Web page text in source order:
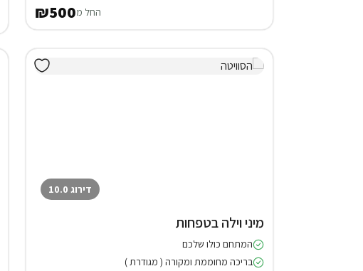
החל מ₪500
דירוג 10.0
מיני וילה בטפחות
המתחם כולו שלכם
בריכה מחוממת ומקורה ( מגודרת )